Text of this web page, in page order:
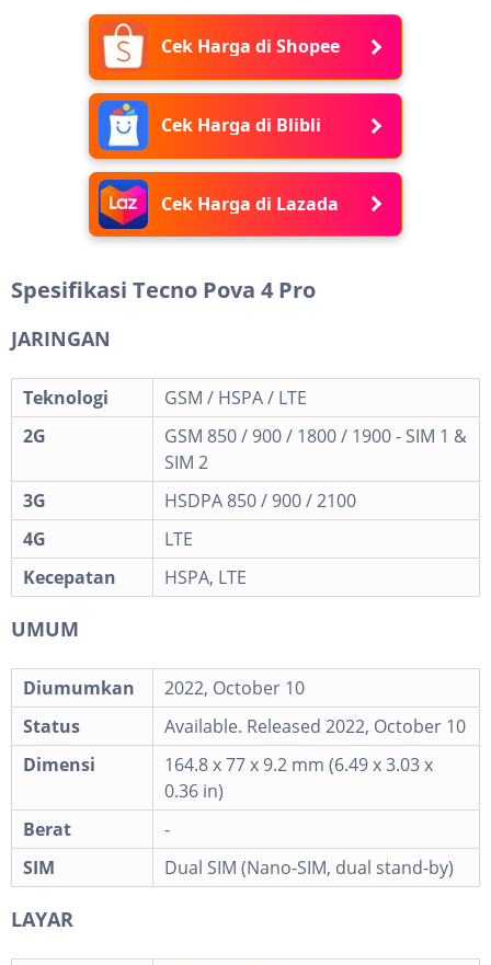
Cek Harga di Shopee
Cek Harga di Blibli
Cek Harga di Lazada
Spesifikasi Tecno Pova 4 Pro
JARINGAN
Teknologi
GSM / HSPA / LTE
2G
GSM 850 / 900 / 1800 / 1900 - SIM 1 &
SIM 2
3G
HSDPA 850 / 900 / 2100
4G
LTE
Kecepatan
HSPA, LTE
UMUM
Diumumkan
2022, October 10
Status
Available. Released 2022, October 10
Dimensi
164.8 x 77 x 9.2 mm (6.49 x 3.03 x
0.36 in)
Berat
-
SIM
Dual SIM (Nano-SIM, dual stand-by)
LAYAR